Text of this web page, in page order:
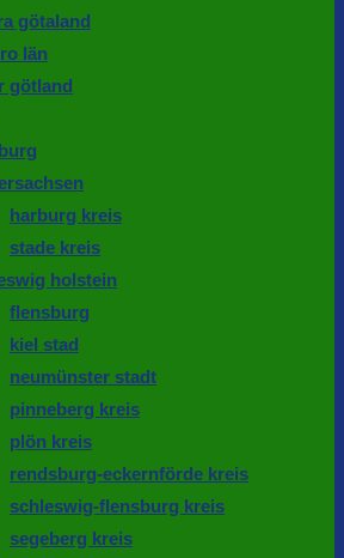
götaland
län
götland
harburg kreis
stade kreis
holstein
flensburg
kiel stad
neumünster stadt
pinneberg kreis
plön kreis
rendsburg-eckernförde kreis
schleswig-flensburg kreis
segeberg kreis